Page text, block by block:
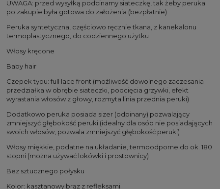
UWAGA: przed wysyłką podcinamy siateczkę, tak żeby peruka
po zakupie była gotowa do założenia (bezpłatnie)
Peruka syntetyczna, częściowo ręcznie tkana, z kanekalonu
termoplastycznego, do codziennego użytku
Włosy kręcone
Baby hair
Czepek typu: full lace front (możliwość dowolnego zaczesania
przedziałka w obrębie siateczki, podcięcia grzywki, efekt
wyrastania włosów z głowy, rozmyta linia przednia peruki)
Dodatkowo peruka posiada sizer (odpinany) pozwalający
zmniejszyć głębokość peruki (idealny dla osób nie posiadających
swoich włosów, pozwala zmniejszyć głębokość peruki)
Włosy miękkie, podatne na układanie, termoodporne do ok. 180
stopni (można używać lokówki i prostownicy)
Bez sztucznego połysku
Kolor: kasztanowy brąz z refleksami